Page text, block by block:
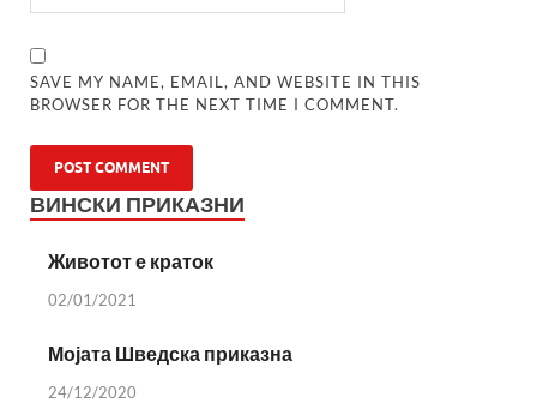
SAVE MY NAME, EMAIL, AND WEBSITE IN THIS
BROWSER FOR THE NEXT TIME I COMMENT.
ВИНСКИ ПРИКАЗНИ
Животот е краток
02/01/2021
Мојата Шведска приказна
24/12/2020